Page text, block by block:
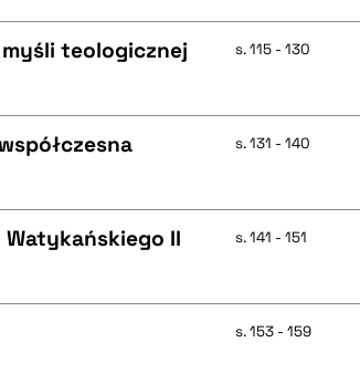
teologicznej
s. 115 - 130
s. 131 - 140
II s. 141 - 151
s. 153 - 159